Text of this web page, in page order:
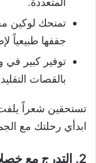
تمنحك لوكين
جففها طبيعياً
توفير كبير في
بالقصات
ابدأي رحلتك مع